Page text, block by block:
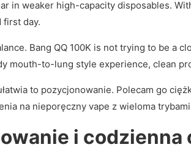
in weaker high-capacity disposables.
first day.
Bang QQ 100K is not trying to be a
mouth-to-lung style experience, clean
to pozycjonowanie. Polecam go
na nieporęczny vape z wieloma
i codzienna